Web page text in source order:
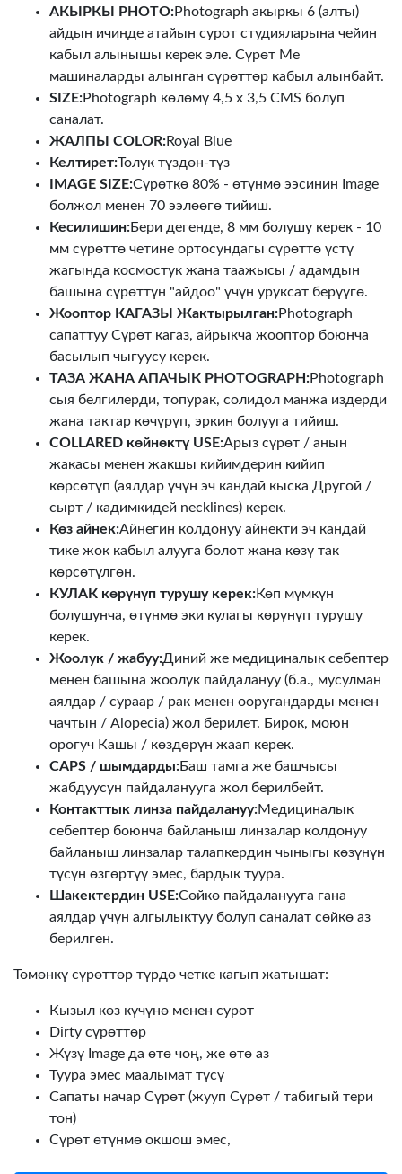
АКЫРКЫ PHOTO:Photograph акыркы 6 (алты)
айдын ичинде атайын сурот студияларына чейин
кабыл алынышы керек эле. Сүрөт Me
машиналарды алынган сүрөттөр кабыл алынбайт.
SIZE:Photograph көлөмү 4,5 х 3,5 CMS болуп
саналат.
ЖАЛПЫ COLOR:Royal Blue
Келтирет:Толук түздөн-түз
IMAGE SIZE:Сүрөткө 80% - өтүнмө ээсинин Image
болжол менен 70 ээлөөгө тийиш.
Кесилишин:Бери дегенде, 8 мм болушу керек - 10
мм сүрөттө четине ортосундагы сүрөттө үстү
жагында космостук жана таажысы / адамдын
башына сүрөттүн "айдоо" үчүн уруксат берүүгө.
Жооптор КАГАЗЫ Жактырылган:Photograph
сапаттуу Сүрөт кагаз, айрыкча жооптор боюнча
басылып чыгуусу керек.
ТАЗА ЖАНА АПАЧЫК PHOTOGRAPH:Photograph
сыя белгилерди, топурак, солидол манжа издерди
жана тактар көчүрүп, эркин болууга тийиш.
COLLARED көйнөктү USE:Арыз сүрөт / анын
жакасы менен жакшы кийимдерин кийип
көрсөтүп (аялдар үчүн эч кандай кыска Другой /
сырт / кадимкидей necklines) керек.
Көз айнек:Айнегин колдонуу айнекти эч кандай
тике жок кабыл алууга болот жана көзү так
көрсөтүлгөн.
КУЛАК көрүнүп турушу керек:Көп мүмкүн
болушунча, өтүнмө эки кулагы көрүнүп турушу
керек.
Жоолук / жабуу:Диний же медициналык себептер
менен башына жоолук пайдалануу (б.а., мусулман
аялдар / сураар / рак менен ооругандарды менен
чачтын / Alopecia) жол берилет. Бирок, моюн
орогуч Кашы / көздөрүн жаап керек.
CAPS / шымдарды:Баш тамга же башчысы
жабдуусун пайдаланууга жол берилбейт.
Контакттык линза пайдалануу:Медициналык
себептер боюнча байланыш линзалар колдонуу
байланыш линзалар талапкердин чыныгы көзүнүн
түсүн өзгөртүү эмес, бардык туура.
Шакектердин USE:Сөйкө пайдаланууга гана
аялдар үчүн алгылыктуу болуп саналат сөйкө аз
берилген.
Төмөнкү сүрөттөр түрдө четке кагып жатышат:
Кызыл көз күчүнө менен сурот
Dirty сүрөттөр
Жүзү Image да өтө чоң, же өтө аз
Туура эмес маалымат түсү
Сапаты начар Сүрөт (жууп Сүрөт / табигый тери
тон)
Сүрөт өтүнмө окшош эмес,